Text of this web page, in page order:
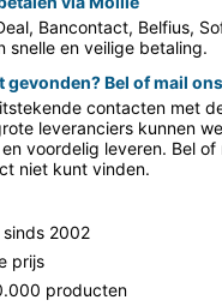
Bancontact, Belfius,
snelle en veilige betaling.
gevonden? Bel of mail
contacten met
leveranciers kunnen
voordelig leveren. Bel of
niet kunt vinden.
2002
prijs
producten